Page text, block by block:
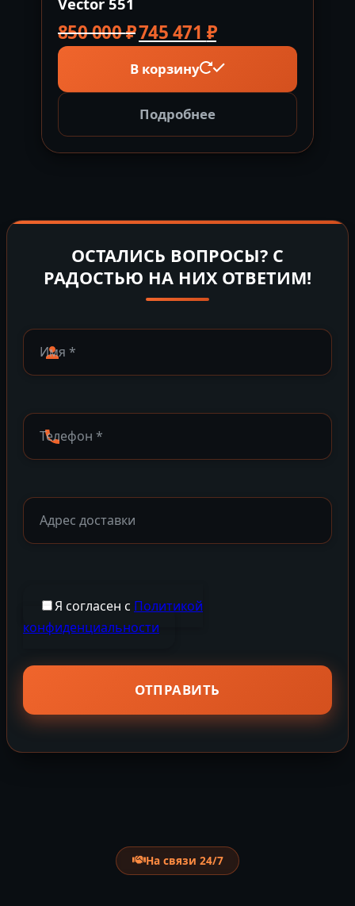
850 000₽Первоначальная
цена
составляла
850
000 ₽.
745 471 ₽Текущая
цена:
745
471 ₽.
В корзину
Подробнее
ОСТАЛИСЬ ВОПРОСЫ? С
РАДОСТЬЮ НА НИХ ОТВЕТИМ!
Я согласен с Политикой
конфиденциальности
На связи 24/7